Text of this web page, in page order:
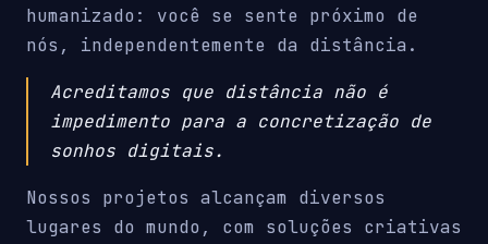
humanizado: você se sente próximo de
nós, independentemente da distância.
Acreditamos que distância não é
impedimento para a concretização de
sonhos digitais.
Nossos projetos alcançam diversos
lugares do mundo, com soluções criativas